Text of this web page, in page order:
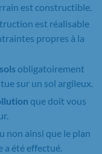
est constructible.
est réalisable
propres à la
obligatoirement
sur un sol argileux.
que doit vous
non ainsi que le plan
été effectué.